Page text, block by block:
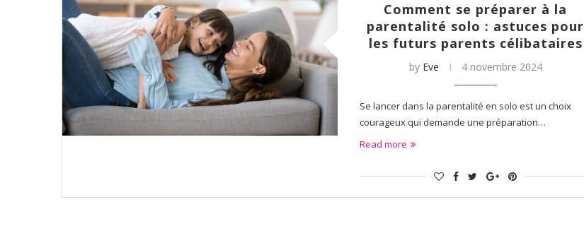
Comment se préparer à la
parentalité solo : astuces pour
les futurs parents célibataires
by Eve 4 novembre 2024
Se lancer dans la parentalité en solo est un choix
courageux qui demande une préparation…
Read more